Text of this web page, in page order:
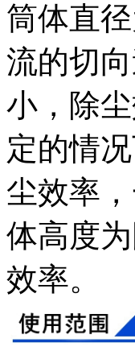
筒体直
流的切
小，除
定的情
尘效率
体高度
效率。